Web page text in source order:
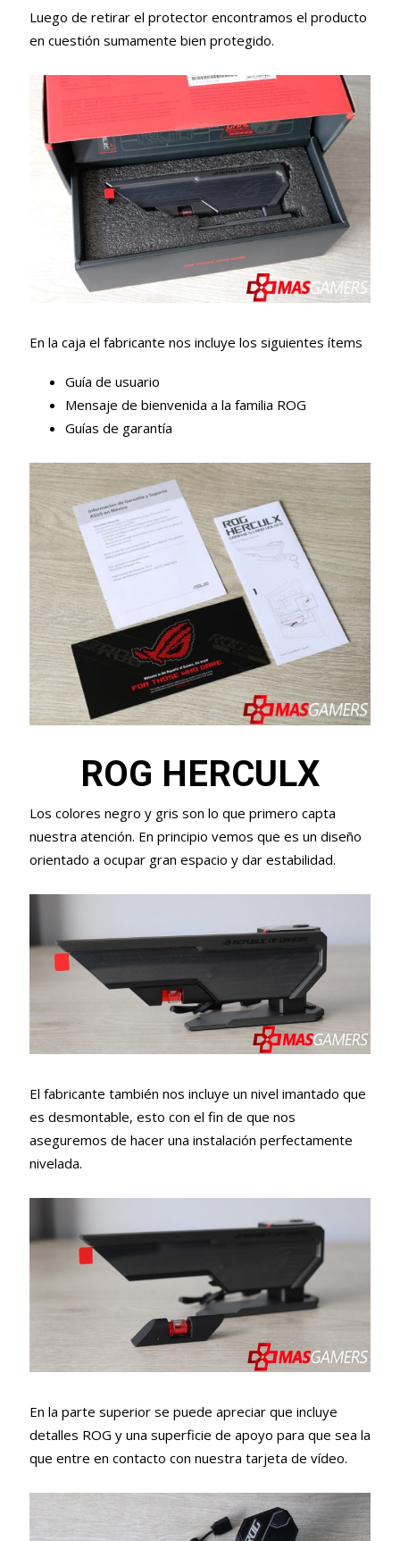
Luego de retirar el protector encontramos el producto
en cuestión sumamente bien protegido.
En la caja el fabricante nos incluye los siguientes ítems
Guía de usuario
Mensaje de bienvenida a la familia ROG
Guías de garantía
ROG HERCULX
Los colores negro y gris son lo que primero capta
nuestra atención. En principio vemos que es un diseño
orientado a ocupar gran espacio y dar estabilidad.
El fabricante también nos incluye un nivel imantado que
es desmontable, esto con el fin de que nos
aseguremos de hacer una instalación perfectamente
nivelada.
En la parte superior se puede apreciar que incluye
detalles ROG y una superficie de apoyo para que sea la
que entre en contacto con nuestra tarjeta de vídeo.